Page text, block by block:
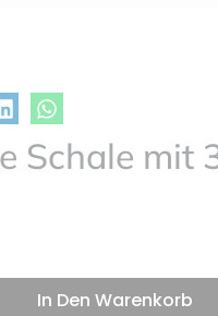
Schale mit
In Den Warenkorb